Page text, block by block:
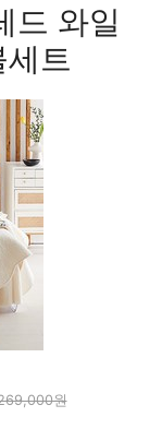
드 와일
트
원